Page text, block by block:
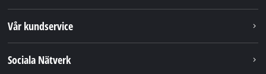
Vår kundservice
Sociala Nätverk